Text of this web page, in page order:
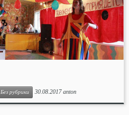
Без рубрики 30.08.2017 anton